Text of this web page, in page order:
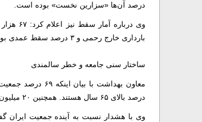
درصد آن‌ها «سزارین نخست» بوده است.
بارداری خارج رحمی و ۳ درصد سقط عمدی بوده است.
ساختار سنی جامعه و خطر سالمندی
درصد بالای ۶۵ سال هستند. همچنین ۲۰ میلیون خانم در سن باروری (۱۵ تا ۴۵ سال) در کشور داریم.